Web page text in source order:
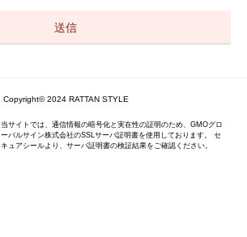
Copyright© 2024 RATTAN STYLE
当サイトでは、通信情報の暗号化と実在性の証明のため、GMOグロ
ーバルサイン株式会社のSSLサーバ証明書を使用しております。 セ
キュアシールより、サーバ証明書の検証結果をご確認ください。